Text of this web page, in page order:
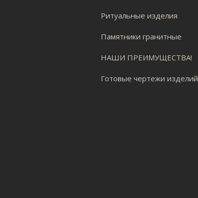
Ритуальные изделия
Памятники гранитные
НАШИ ПРЕИМУЩЕСТВА!
Готовые чертежи изделий